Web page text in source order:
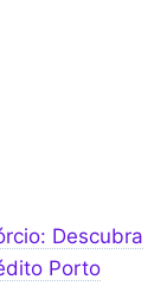
Descubra
Porto